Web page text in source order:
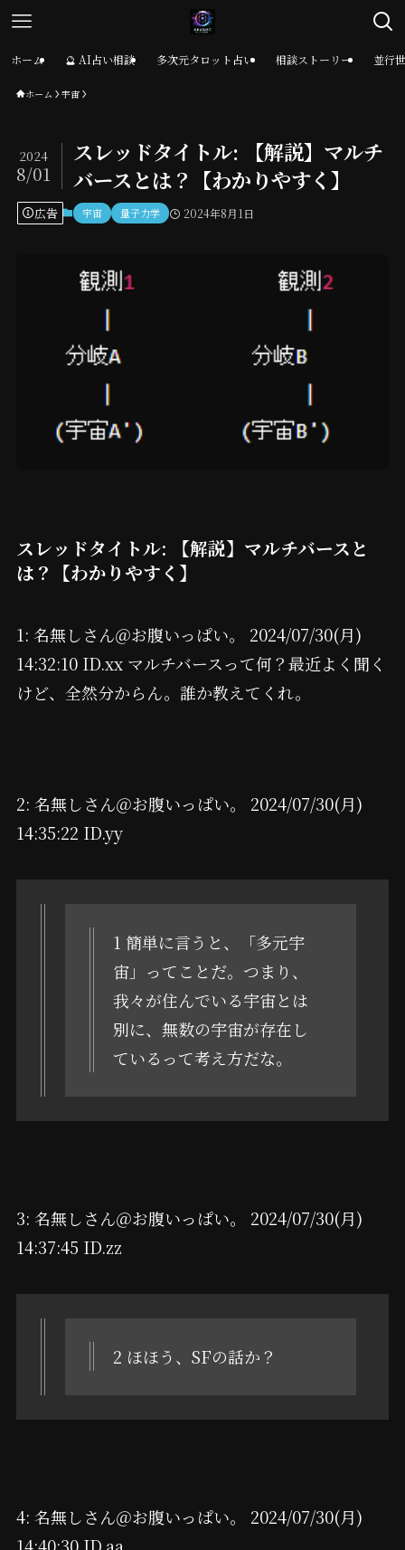
ホーム 🔮 AI占い相談 多次元タロット占い 相談ストーリー 並行
ホーム 宇宙
スレッドタイトル: 【解説】マルチ
バースとは？【わかりやすく】
2024
8/01
広告 宇宙 量子力学 2024年8月1日
スレッドタイトル: 【解説】マルチバースと
は？【わかりやすく】
1: 名無しさん＠お腹いっぱい。 2024/07/30(月)
14:32:10 ID.xx マルチバースって何？最近よく聞く
けど、全然分からん。誰か教えてくれ。
2: 名無しさん＠お腹いっぱい。 2024/07/30(月)
14:35:22 ID.yy
1 簡単に言うと、「多元宇
宙」ってことだ。つまり、
我々が住んでいる宇宙とは
別に、無数の宇宙が存在し
ているって考え方だな。
3: 名無しさん＠お腹いっぱい。 2024/07/30(月)
14:37:45 ID.zz
2 ほほう、SFの話か？
4: 名無しさん＠お腹いっぱい。 2024/07/30(月)
14:40:30 ID.aa